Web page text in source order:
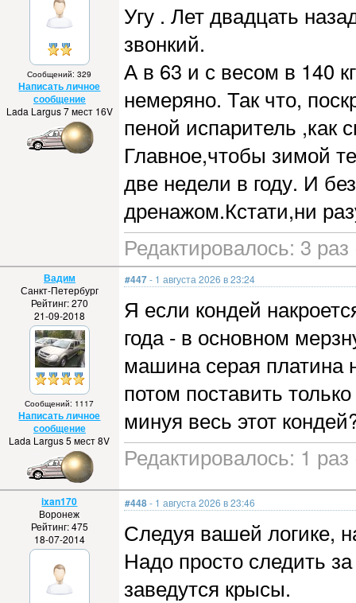
Сообщений: 329
Написать личное
сообщение
Lada Largus 7 мест 16V
Угу . Лет двадцать
звонкий.
А в 63 и с весом в 140
немеряно. Так что,
пеной испаритель ,как
Главное,чтобы зимой
две недели в году. И
дренажом.Кстати,ни
Редактировалось: 3
Вадим
Санкт-Петербург
Рейтинг: 270
21-09-2018
Сообщений: 1117
Написать личное
сообщение
Lada Largus 5 мест 8V
#447- 1 августа 2026 в 23:24
Я если кондей
года - в основном
машина серая платина
потом поставить
минуя весь этот
Редактировалось: 1
ixan170
Воронеж
Рейтинг: 475
18-07-2014
#448- 1 августа 2026 в 23:46
Следуя вашей логике,
Надо просто следить
заведутся крысы.